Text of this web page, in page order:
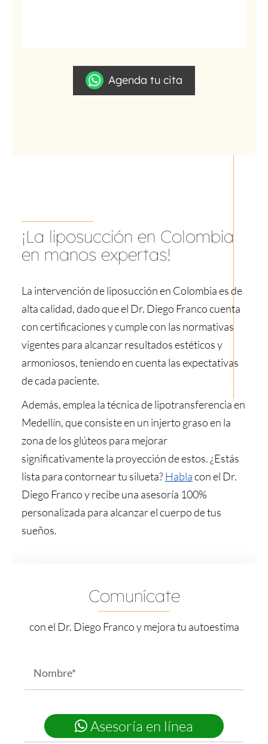
Agenda tu cita
¡La liposucción en Colombia
en manos expertas!
La intervención de liposucción en Colombia es de
alta calidad, dado que el Dr. Diego Franco cuenta
con certificaciones y cumple con las normativas
vigentes para alcanzar resultados estéticos y
armoniosos, teniendo en cuenta las expectativas
de cada paciente.
Además, emplea la técnica de lipotransferencia en
Medellín, que consiste en un injerto graso en la
zona de los glúteos para mejorar
significativamente la proyección de estos. ¿Estás
lista para contornear tu silueta?Hablacon el Dr.
Diego Franco y recibe una asesoría 100%
personalizada para alcanzar el cuerpo de tus
sueños.
Comunícate
con el Dr. Diego Franco y mejora tu autoestima
Phone *
Asesoría en línea